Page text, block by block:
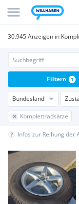
30.945 Anzeigen in
Bundesland
Komplettradsätze
Filtern 1
Infos zur Reihung der